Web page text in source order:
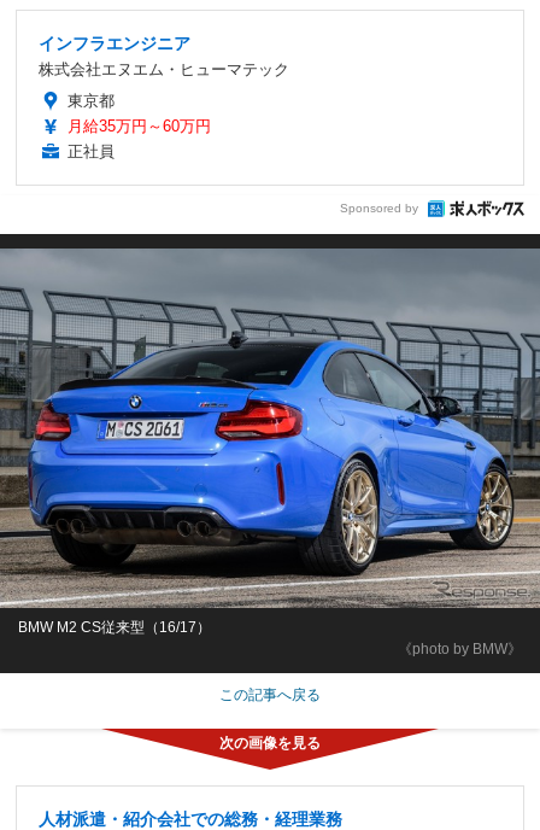
インフラエンジニア
株式会社エヌエム・ヒューマテック
東京都
月給35万円～60万円
正社員
Sponsored by
《photo by BMW》
BMW M2 CS従来型（16/17）
この記事へ戻る
人材派遣・紹介会社での総務・経理業務